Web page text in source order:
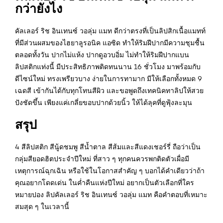
กว่ายังไง
คัลเลอร์ ริช อินเทนซ์ วอลุ่ม แมท ดีกว่าตรงที่เป็นลิปสิกเนื้อแมทท์
ที่มีส่วนผสมของไฮยาลูรอนิค แอซิด ทำให้ริมฝีปากมีความชุมชื้น
ตลอดทั้งวัน ปากไม่แห้ง ปากดูอวบอิ่ม ไม่ทำให้ริมฝีปากแบน
ลิปสติกแท่งนี้ มีประสิทธิภาพติดทนนาน 16 ชั่วโมง มาพร้อมกับ
ดีไซน์ใหม่ ทรงเพรียวบาง ง่ายในการทามาก มีให้เลือกทั้งหมด 9
เฉดสี เข้ากันได้กับทุกโทนสีผิว และขอพูดถึงเทคนิคทาลิปให้สวย
ปังชัดขึ้น เพียงแค่เกลี่ยขอบปากด้วยนิ้ว ให้ได้ลุคที่ดูฟุ้งละมุน
สรุป
4 สีลิปสติก สีนู้ดชมพู สีน้ำตาล สีส้มและสีแดงเชอร์รี่ ถือว่าเป็น
กลุ่มสียอดฮิตประจำปีใหม่ ที่สาว ๆ ทุกคนควรพกติดตัวเผื่อมี
เหตุการณ์ฉุกเฉิน หรือใช้ในโอกาสสำคัญ ๆ บอกได้คำเดียวว่าถ้า
คุณอยากโดดเด่น ในค่ำคืนแห่งปีใหม่ อยากเป็นตัวเลือกที่ใคร
หมายปอง ลิปคัลเลอร์ ริช อินเทนซ์ วอลุ่ม แมท คือคำตอบที่เหมาะ
สมสุด ๆ ในเวลานี้